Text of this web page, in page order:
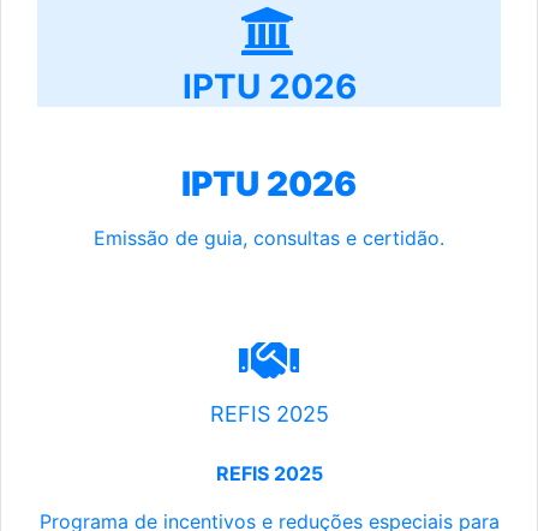
IPTU 2026
IPTU 2026
Emissão de guia, consultas e certidão.
REFIS 2025
REFIS 2025
Programa de incentivos e reduções especiais para